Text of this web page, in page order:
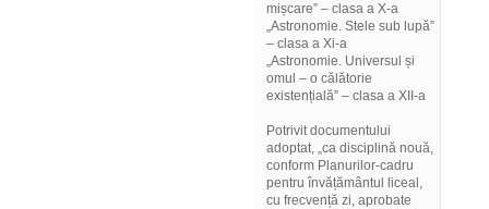
mișcare” – clasa a X-a
„Astronomie. Stele sub lupă”
– clasa a Xi-a
„Astronomie. Universul și
omul – o călătorie
existențială” – clasa a XII-a
Potrivit documentului
adoptat, „ca disciplină nouă,
conform Planurilor-cadru
pentru învățământul liceal,
cu frecvență zi, aprobate